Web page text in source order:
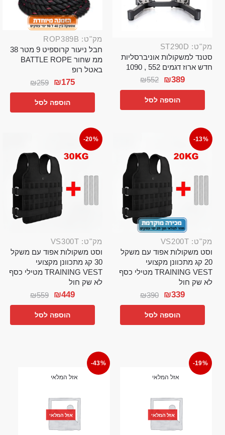
מק"ט: ST290D
סטנד למשקולות אוניברסליות
חדש ארוז דגמים 552 , 1090
₪552 ₪389
הוספה לסל
מק"ט: ROP389B
חבל ניעור קרוספיט 9 מטר 38
ממ שחור BATTLE ROPE
באטל רופ
₪259 ₪175
הוספה לסל
-13%
מק"ט: VS200T
וסט משקולות אפוד עם משקל
20 קג מתכוונן מקצועי
TRAINING VEST מטילי כסף
לא שק חול
₪390 ₪339
הוספה לסל
-20%
מק"ט: VS300T
וסט משקולות אפוד עם משקל
30 קג מתכוונן מקצועי
TRAINING VEST מטילי כסף
לא שק חול
₪559 ₪449
הוספה לסל
-19%
אזל המלאי
אזל המלאי
-43%
אזל המלאי
אזל המלאי